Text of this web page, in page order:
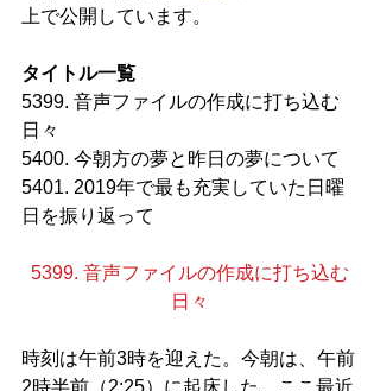
上で公開しています。
タイトル一覧
5399. 音声ファイルの作成に打ち込む
日々
5400. 今朝方の夢と昨日の夢について
5401. 2019年で最も充実していた日曜
日を振り返って
5399. 音声ファイルの作成に打ち込む
日々
時刻は午前3時を迎えた。今朝は、午前